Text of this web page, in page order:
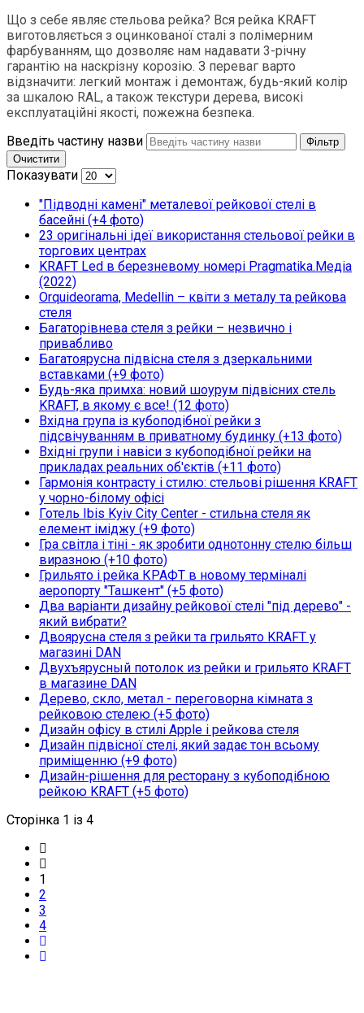
Що з себе являє стельова рейка? Вся рейка KRAFT
виготовляється з оцинкованої сталі з полімерним
фарбуванням, що дозволяє нам надавати 3-річну
гарантію на наскрізну корозію. З переваг варто
відзначити: легкий монтаж і демонтаж, будь-який колір
за шкалою RAL, а також текстури дерева, високі
експлуатаційні якості, пожежна безпека.
Введіть частину назви
Фільтр
Очистити
Показувати
"Підводні камені" металевої рейкової стелі в
басейні (+4 фото)
23 оригінальні ідеї використання стельової рейки в
торгових центрах
KRAFT Led в березневому номері Pragmatika.Медіа
(2022)
Orquideorama, Medellin – квіти з металу та рейкова
стеля
Багаторівнева стеля з рейки – незвично і
привабливо
Багатоярусна підвісна стеля з дзеркальними
вставками (+9 фото)
Будь-яка примха: новий шоурум підвісних стель
KRAFT, в якому є все! (12 фото)
Вхідна група із кубоподібної рейки з
підсвічуванням в приватному будинку (+13 фото)
Вхідні групи і навіси з кубоподібної рейки на
прикладах реальних об'єктів (+11 фото)
Гармонія контрасту і стилю: стельові рішення KRAFT
у чорно-білому офісі
Готель Ibis Kyiv City Center - стильна стеля як
елемент іміджу (+9 фото)
Гра світла і тіні - як зробити однотонну стелю більш
виразною (+10 фото)
Грильято і рейка КРАФТ в новому терміналі
аеропорту "Ташкент" (+5 фото)
Два варіанти дизайну рейкової стелі "під дерево" -
який вибрати?
Двоярусна стеля з рейки та грильято KRAFT у
магазині DAN
Двухъярусный потолок из рейки и грильято KRAFT
в магазине DAN
Дерево, скло, метал - переговорна кімната з
рейковою стелею (+5 фото)
Дизайн офісу в стилі Apple і рейкова стеля
Дизайн підвісної стелі, який задає тон всьому
приміщенню (+9 фото)
Дизайн-рішення для ресторану з кубоподібною
рейкою KRAFT (+5 фото)
Сторінка 1 із 4
1
2
3
4